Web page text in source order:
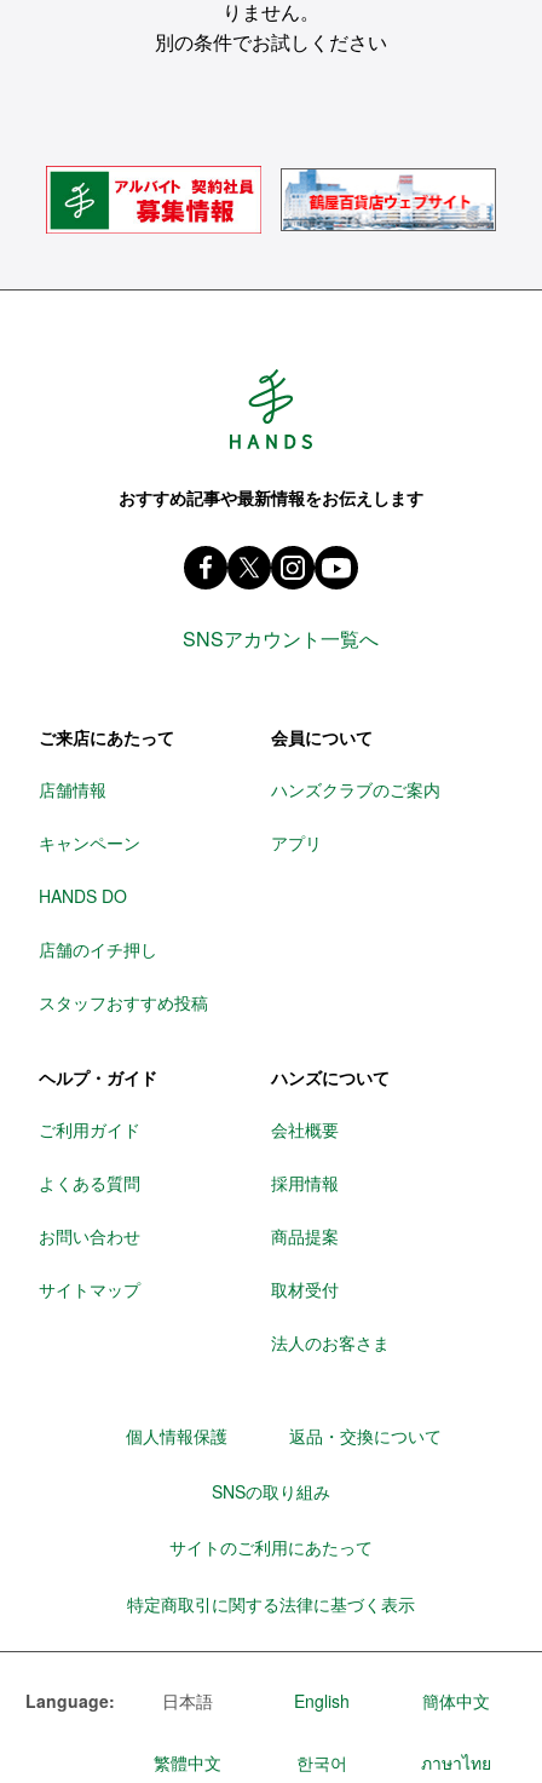
りません。
別の条件でお試しください
おすすめ記事や最新情報をお伝えします
Facebook ハンズ公式ファンページ
X(旧 twitter) @Hands_official_
instagram
SNSアカウント一覧へ
ご来店にあたって
店舗情報
キャンペーン
HANDS DO
店舗のイチ押し
スタッフおすすめ投稿
会員について
ハンズクラブのご案内
アプリ
ヘルプ・ガイド
ご利用ガイド
よくある質問
お問い合わせ
サイトマップ
ハンズについて
会社概要
採用情報
商品提案
取材受付
法人のお客さま
個人情報保護 返品・交換について
SNSの取り組み
サイトのご利用にあたって
特定商取引に関する法律に基づく表示
Language: 日本語 English 簡体中文
繁體中文 한국어 ภาษาไทย